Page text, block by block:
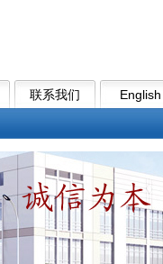
联系我们 English